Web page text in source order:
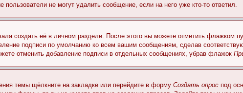
не могут удалить сообщение, если на него уже кто-то ответил.
создать её в личном разделе. После этого вы можете отметить флажком
подписи по умолчанию ко всем вашим сообщениям, сделав
отменить добавление подписи в отдельных сообщениях, убрав флажок
темы щёлкните на закладке или перейдите в форму Создать опрос под